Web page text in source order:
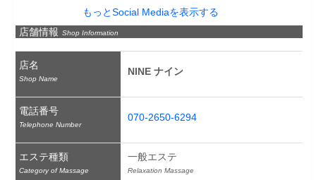
もっとSocial Mediaを表示する
店舗情報 Shop Information
店名
Shop Name
NINE ナイン
電話番号
Telephone Number
070-2650-6294
エステ種類
Category of Massage
一般エステ
Relaxation Massage